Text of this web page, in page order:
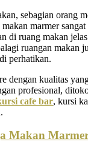
sebagian orang
marmer
di ruang makan
ruangan makan
perhatikan.
dengan kualitas
profesional,
cafe bar, kursi
Makan